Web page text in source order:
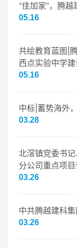
“佳加家”，腾
05.16
共绘教育蓝图|
西点实验中学
05.16
中标|蓄势海外
03.28
北滘镇党委书
分公司重点项
03.26
中共腾越建科
03.26